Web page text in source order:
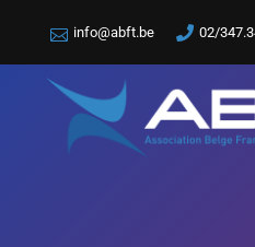
info@abft.be 02/